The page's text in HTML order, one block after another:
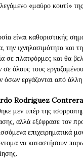
«μαύρο κουτί»
είναι καθοριστικής
την ιχνηλασιμότητα και
σε πλατφόρμες και θα
όλους τους
όσων εργάζονται από
Rodriguez
μεν υπέρ της
αλλά εξέφρασε τον
επιχειρηματικά
να καταστήσουν